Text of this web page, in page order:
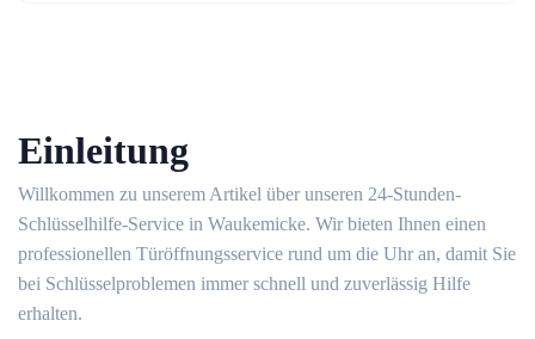
Einleitung
Willkommen zu unserem Artikel über unseren 24-Stunden-
Schlüsselhilfe-Service in Waukemicke.​ Wir bieten Ihnen einen
professionellen Türöffnungsservice rund um die Uhr an, damit Sie
bei Schlüsselproblemen immer schnell und zuverlässig Hilfe
erhalten.​